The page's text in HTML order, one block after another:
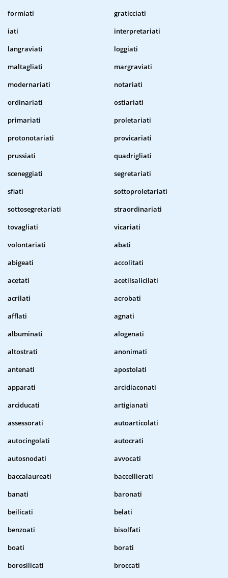
formiati
graticciati
iati
interpretariati
langraviati
loggiati
maltagliati
margraviati
modernariati
notariati
ordinariati
ostiariati
primariati
proletariati
protonotariati
provicariati
prussiati
quadrigliati
sceneggiati
segretariati
sfiati
sottoproletariati
sottosegretariati
straordinariati
tovagliati
vicariati
volontariati
abati
abigeati
accolitati
acetati
acetilsalicilati
acrilati
acrobati
afflati
agnati
albuminati
alogenati
altostrati
anonimati
antenati
apostolati
apparati
arcidiaconati
arciducati
artigianati
assessorati
autoarticolati
autocingolati
autocrati
autosnodati
avvocati
baccalaureati
baccellierati
banati
baronati
beilicati
belati
benzoati
bisolfati
boati
borati
borosilicati
broccati